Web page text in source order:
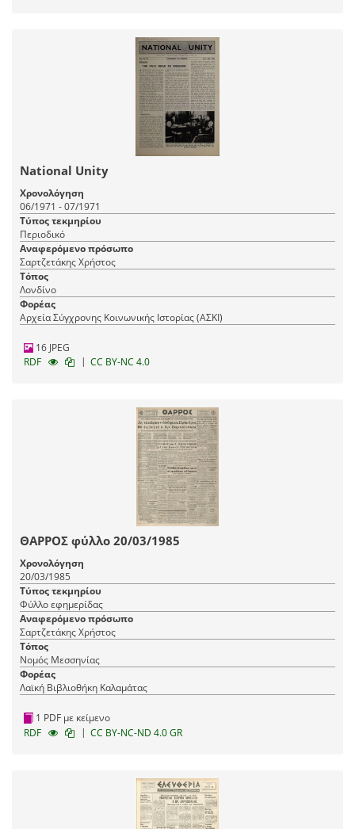
National Unity
Χρονολόγηση
06/1971 - 07/1971
Τύπος τεκμηρίου
Περιοδικό
Αναφερόμενο πρόσωπο
Σαρτζετάκης Χρήστος
Τόπος
Λονδίνο
Φορέας
Αρχεία Σύγχρονης Κοινωνικής Ιστορίας (ΑΣΚΙ)
16 JPEG
RDF
| CC BY-NC 4.0
ΘΑΡΡΟΣ φύλλο 20/03/1985
Χρονολόγηση
20/03/1985
Τύπος τεκμηρίου
Φύλλο εφημερίδας
Αναφερόμενο πρόσωπο
Σαρτζετάκης Χρήστος
Τόπος
Νομός Μεσσηνίας
Φορέας
Λαϊκή Βιβλιοθήκη Καλαμάτας
1 PDF με κείμενο
RDF
| CC BY-NC-ND 4.0 GR